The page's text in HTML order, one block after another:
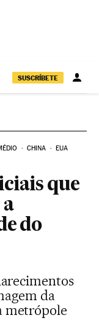
SUSCRÍBETE
CHINA EUA
que
do
da
metrópole